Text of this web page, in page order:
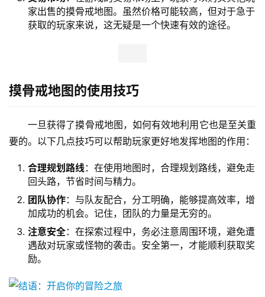
家出售的摸骨戒地图。虽然价格可能较高，但对于急于
获取的玩家来说，这无疑是一个快速有效的途径。
摸骨戒地图的使用技巧
一旦获得了摸骨戒地图，如何有效地利用它也是至关重
要的。以下几点技巧可以帮助玩家更好地发挥地图的作用：
合理规划路线：在使用地图时，合理规划路线，避免走
回头路，节省时间与精力。
团队协作：与队友配合，分工明确，能够提高效率，增
加成功的机会。记住，团队的力量是无穷的。
注意安全：在探索过程中，务必注意周围环境，避免遭
遇敌对玩家或怪物的袭击。安全第一，才能顺利获取奖
励。